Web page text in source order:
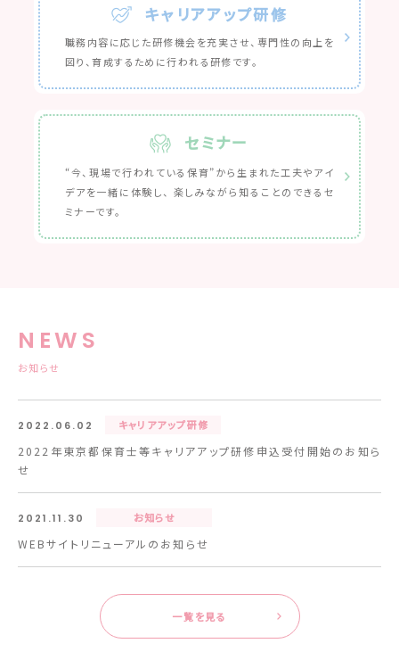
キャリアアップ研修
職務内容に応じた研修機会を充実させ、 専門性の向上を
図り、育成するために行われる研修です。
セミナー
“今、現場で行われている保育”から生まれた工夫やアイ
デアを一緒に体験し、 楽しみながら知ることのできるセ
ミナーです。
NEWS
お知らせ
2022年東京都保育士等キャリアアップ研修申込受付開始のお知ら
せ
2022.06.02 キャリアアップ研修
WEBサイトリニューアルのお知らせ
2021.11.30 お知らせ
一覧を見る